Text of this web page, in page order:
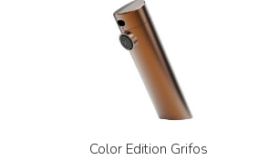
Color Edition Grifos